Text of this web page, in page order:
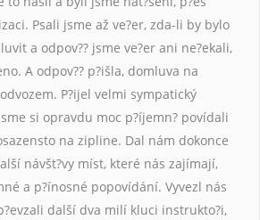
Psali jsme až ve?er, zda-li by bylo
a odpov?? jsme ve?er ani ne?ekali,
A odpov?? p?išla, domluva na
P?ijel velmi sympatický
si opravdu moc p?íjemn? povídali
na zipline. Dal nám dokonce
návšt?vy míst, které nás zajímají,
a p?ínosné popovídání. Vyvezl nás
další dva milí kluci instrukto?i,